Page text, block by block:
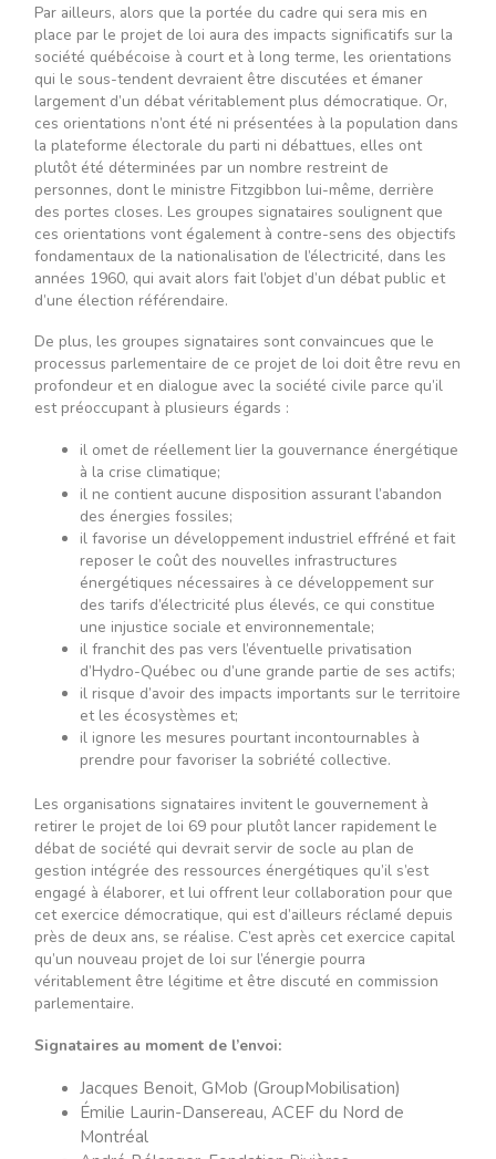
Par ailleurs, alors que la portée du cadre qui sera mis en
place par le projet de loi aura des impacts significatifs sur la
société québécoise à court et à long terme, les orientations
qui le sous-tendent devraient être discutées et émaner
largement d’un débat véritablement plus démocratique. Or,
ces orientations n’ont été ni présentées à la population dans
la plateforme électorale du parti ni débattues, elles ont
plutôt été déterminées par un nombre restreint de
personnes, dont le ministre Fitzgibbon lui-même, derrière
des portes closes. Les groupes signataires soulignent que
ces orientations vont également à contre-sens des objectifs
fondamentaux de la nationalisation de l’électricité, dans les
années 1960, qui avait alors fait l’objet d’un débat public et
d’une élection référendaire.
De plus, les groupes signataires sont convaincues que le
processus parlementaire de ce projet de loi doit être revu en
profondeur et en dialogue avec la société civile parce qu’il
est préoccupant à plusieurs égards :
il omet de réellement lier la gouvernance énergétique
à la crise climatique;
il ne contient aucune disposition assurant l’abandon
des énergies fossiles;
il favorise un développement industriel effréné et fait
reposer le coût des nouvelles infrastructures
énergétiques nécessaires à ce développement sur
des tarifs d’électricité plus élevés, ce qui constitue
une injustice sociale et environnementale;
il franchit des pas vers l’éventuelle privatisation
d’Hydro-Québec ou d’une grande partie de ses actifs;
il risque d’avoir des impacts importants sur le territoire
et les écosystèmes et;
il ignore les mesures pourtant incontournables à
prendre pour favoriser la sobriété collective.
Les organisations signataires invitent le gouvernement à
retirer le projet de loi 69 pour plutôt lancer rapidement le
débat de société qui devrait servir de socle au plan de
gestion intégrée des ressources énergétiques qu’il s’est
engagé à élaborer, et lui offrent leur collaboration pour que
cet exercice démocratique, qui est d’ailleurs réclamé depuis
près de deux ans, se réalise. C’est après cet exercice capital
qu’un nouveau projet de loi sur l’énergie pourra
véritablement être légitime et être discuté en commission
parlementaire.
Signataires au moment de l’envoi:
Jacques Benoit, GMob (GroupMobilisation)
Émilie Laurin-Dansereau, ACEF du Nord de
Montréal